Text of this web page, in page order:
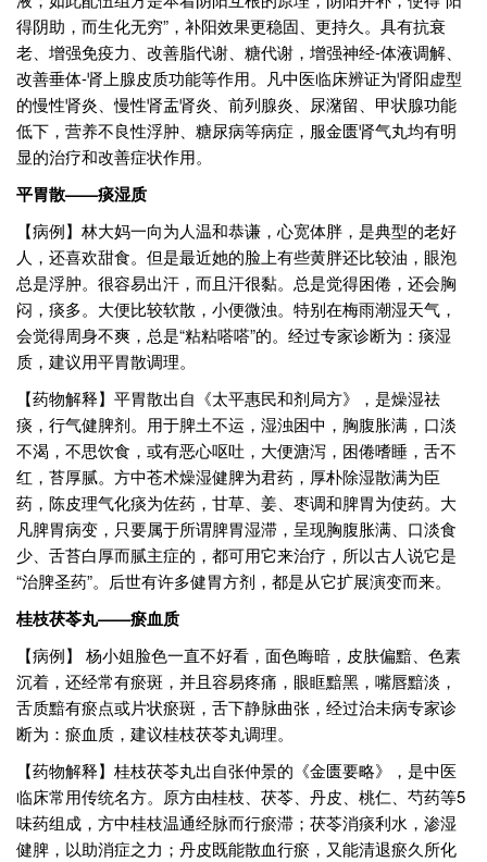
得阴助，而生化无穷”，补阳效果更稳固、更持久。具有抗衰
老、增强免疫力、改善脂代谢、糖代谢，增强神经-体液调解、
改善垂体-肾上腺皮质功能等作用。凡中医临床辨证为肾阳虚型
的慢性肾炎、慢性肾盂肾炎、前列腺炎、尿潴留、甲状腺功能
低下，营养不良性浮肿、糖尿病等病症，服金匮肾气丸均有明
显的治疗和改善症状作用。
平胃散——痰湿质
【病例】林大妈一向为人温和恭谦，心宽体胖，是典型的老好
人，还喜欢甜食。但是最近她的脸上有些黄胖还比较油，眼泡
总是浮肿。很容易出汗，而且汗很黏。总是觉得困倦，还会胸
闷，痰多。大便比较软散，小便微浊。特别在梅雨潮湿天气，
会觉得周身不爽，总是“粘粘嗒嗒”的。经过专家诊断为：痰湿
质，建议用平胃散调理。
【药物解释】平胃散出自《太平惠民和剂局方》，是燥湿祛
痰，行气健脾剂。用于脾土不运，湿浊困中，胸腹胀满，口淡
不渴，不思饮食，或有恶心呕吐，大便溏泻，困倦嗜睡，舌不
红，苔厚腻。方中苍术燥湿健脾为君药，厚朴除湿散满为臣
药，陈皮理气化痰为佐药，甘草、姜、枣调和脾胃为使药。大
凡脾胃病变，只要属于所谓脾胃湿滞，呈现胸腹胀满、口淡食
少、舌苔白厚而腻主症的，都可用它来治疗，所以古人说它是
“治脾圣药”。后世有许多健胃方剂，都是从它扩展演变而来。
桂枝茯苓丸——瘀血质
【病例】 杨小姐脸色一直不好看，面色晦暗，皮肤偏黯、色素
沉着，还经常有瘀斑，并且容易疼痛，眼眶黯黑，嘴唇黯淡，
舌质黯有瘀点或片状瘀斑，舌下静脉曲张，经过治未病专家诊
断为：瘀血质，建议桂枝茯苓丸调理。
【药物解释】桂枝茯苓丸出自张仲景的《金匮要略》，是中医
临床常用传统名方。原方由桂枝、茯苓、丹皮、桃仁、芍药等5
味药组成，方中桂枝温通经脉而行瘀滞；茯苓消痰利水，渗湿
健脾，以助消症之力；丹皮既能散血行瘀，又能清退瘀久所化